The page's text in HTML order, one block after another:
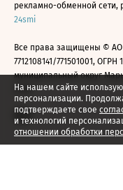
На нашем сайте
персонализации.
подтверждаете свое
и технологий
отношении обработки
рекламно-обменной сети,
24smi
Все права защищены ©
7712108141/771501001, ОГРН
муниципальный округ
2026